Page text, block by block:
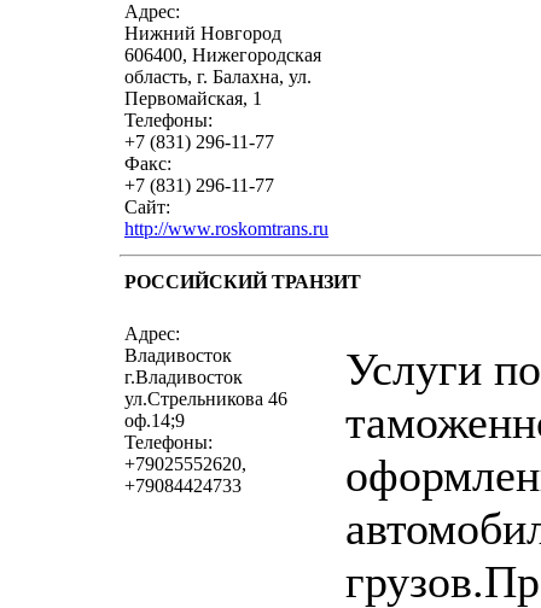
Адрес:
Нижний Новгород
606400, Нижегородская
область, г. Балахна, ул.
Первомайская, 1
Телефоны:
+7 (831) 296-11-77
Факс:
+7 (831) 296-11-77
Сайт:
http://www.roskomtrans.ru
РОССИЙСКИЙ ТРАНЗИТ
Адрес:
Владивосток
г.Владивосток
ул.Стрельникова 46
оф.14;9
Телефоны:
+79025552620,
+79084424733
Услуги по